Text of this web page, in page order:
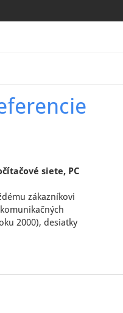
siete, PC
zákazníkovi
2000), desiatky